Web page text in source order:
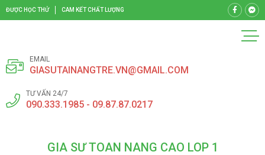
ĐƯỢC HỌC THỬ CAM KẾT CHẤT LƯỢNG
EMAIL
GIASUTAINANGTRE.VN@GMAIL.COM
TƯ VẤN 24/7
090.333.1985 - 09.87.87.0217
GIA SƯ TOAN NANG CAO LOP 1